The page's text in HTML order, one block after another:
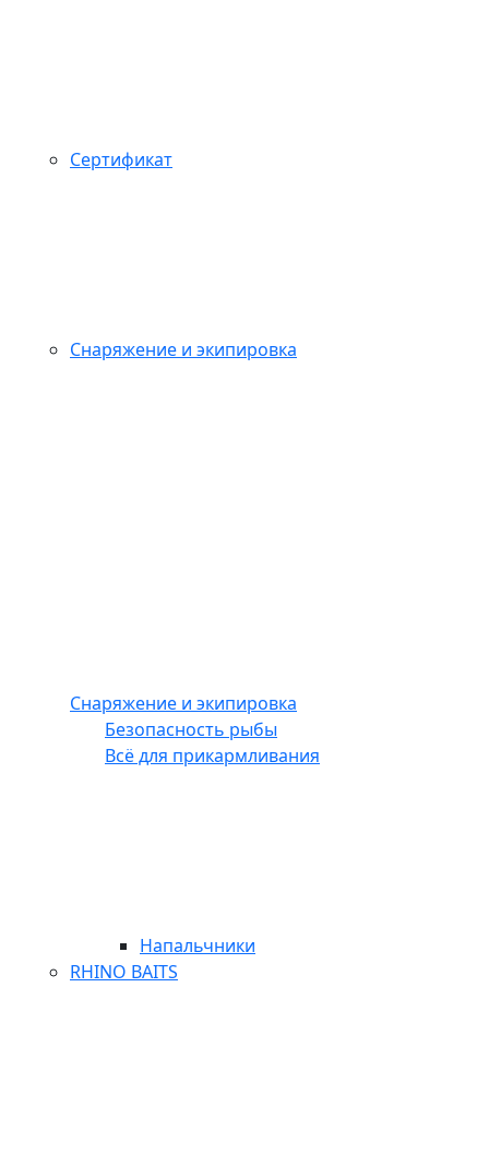
Сертификат
Снаряжение и экипировка
Снаряжение и экипировка
Безопасность рыбы
Всё для прикармливания
Напальчники
RHINO BAITS